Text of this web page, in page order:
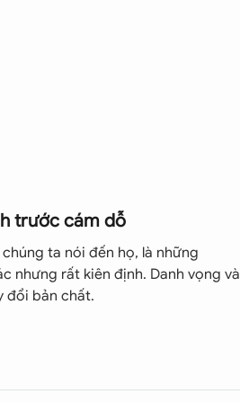
thân nhưng lại tiết kiệm các
đủ tiền.
quan hệ xung quanh cuộc
trước cám dỗ
ta nói đến họ, là những
nhưng rất kiên định. Danh vọng và
đổi bản chất.